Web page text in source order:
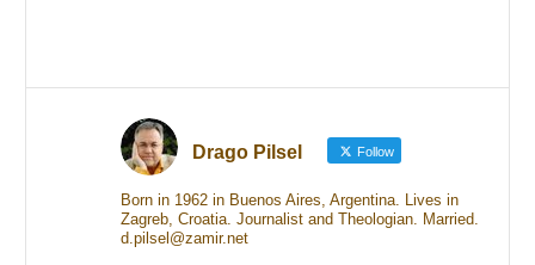
Drago Pilsel Follow
Born in 1962 in Buenos Aires, Argentina. Lives in
Zagreb, Croatia. Journalist and Theologian. Married.
d.pilsel@zamir.net